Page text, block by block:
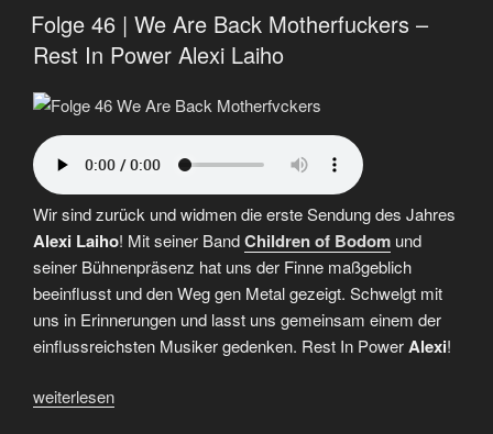
Fear
|
Fabian“
Folge 46 | We Are Back Motherfuckers –
Rest In Power Alexi Laiho
Wir sind zurück und widmen die erste Sendung des Jahres
Alexi Laiho! Mit seiner BandChildren of Bodom und
seiner Bühnenpräsenz hat uns der Finne maßgeblich
beeinflusst und den Weg gen Metal gezeigt. Schwelgt mit
uns in Erinnerungen und lasst uns gemeinsam einem der
einflussreichsten Musiker gedenken. Rest In PowerAlexi!
„Folge
weiterlesen